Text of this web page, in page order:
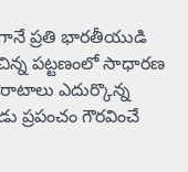
ప్రతి భారతీయుడి
పట్టణంలో సాధారణ
ఎదుర్కొన్న
ప్రపంచం గౌరవించే